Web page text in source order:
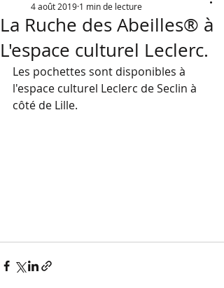
La Ruche des Abeilles® à
L'espace culturel Leclerc.
4 août 2019 1 min de lecture
Les pochettes sont disponibles à
l'espace culturel Leclerc de Seclin à
côté de Lille.